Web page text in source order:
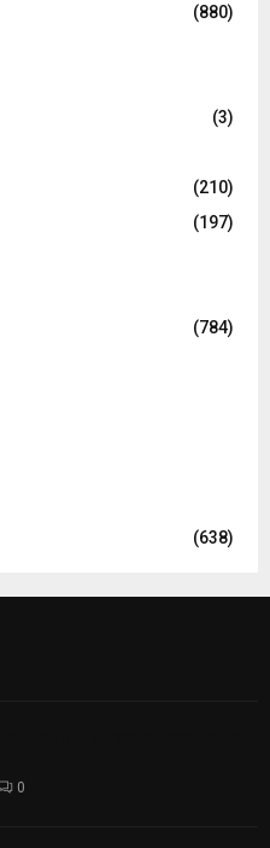
(880)
(3)
(210)
(197)
(784)
(638)
0